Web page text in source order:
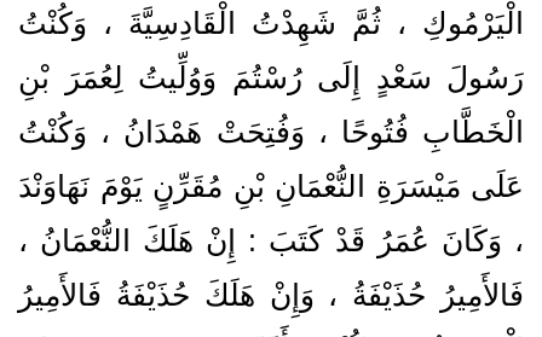
الْيَرْمُوكِ ، ثُمَّ شَهِدْتُ الْقَادِسِيَّةَ ، وَكُنْتُ
رَسُولَ سَعْدٍ إِلَى رُسْتُمَ وَوُلِّيتُ لِعُمَرَ بْنِ
الْخَطَّابِ فُتُوحًا ، وَفُتِحَتْ هَمْدَانُ ، وَكُنْتُ
عَلَى مَيْسَرَةِ النُّعْمَانِ بْنِ مُقَرِّنٍ يَوْمَ نَهَاوَنْدَ
، وَكَانَ عُمَرُ قَدْ كَتَبَ : إِنْ هَلَكَ النُّعْمَانُ ،
فَالأَمِيرُ حُذَيْفَةُ ، وَإِنْ هَلَكَ حُذَيْفَةُ فَالأَمِيرُ